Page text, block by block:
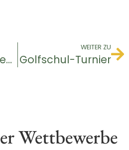
Ausgangsperren-Turnier
WEITER ZU
Golfschul-Turnier
Wettbewerbe